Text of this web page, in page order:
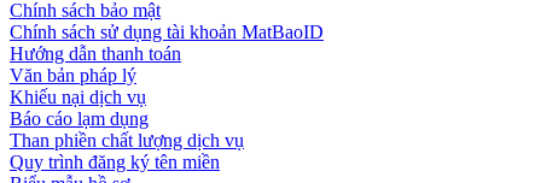
Chính sách bảo mật
Chính sách sử dụng tài khoản MatBaoID
Hướng dẫn thanh toán
Văn bản pháp lý
Khiếu nại dịch vụ
Báo cáo lạm dụng
Than phiền chất lượng dịch vụ
Quy trình đăng ký tên miền